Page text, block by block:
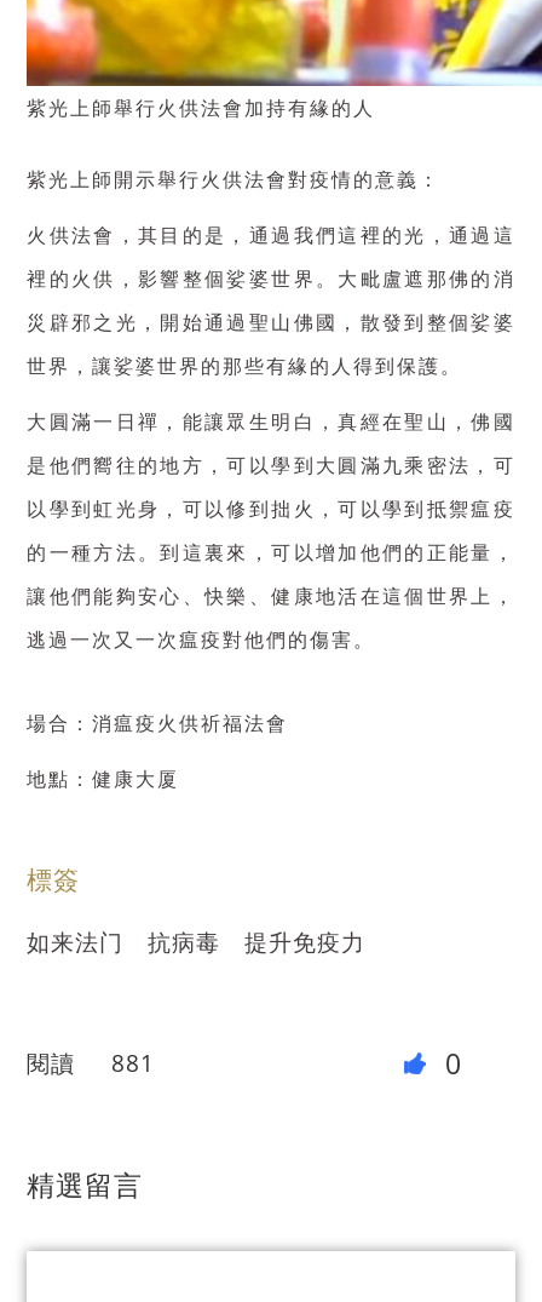
紫光上師舉行火供法會加持有緣的人
紫光上師開示舉行火供法會對疫情的意義：
火供法會，其目的是，通過我們這裡的光，通過這
裡的火供，影響整個娑婆世界。大毗盧遮那佛的消
災辟邪之光，開始通過聖山佛國，散發到整個娑婆
世界，讓娑婆世界的那些有緣的人得到保護。
大圓滿一日禪，能讓眾生明白，真經在聖山，佛國
是他們嚮往的地方，可以學到大圓滿九乘密法，可
以學到虹光身，可以修到拙火，可以學到抵禦瘟疫
的一種方法。到這裏來，可以增加他們的正能量，
讓他們能夠安心、快樂、健康地活在這個世界上，
逃過一次又一次瘟疫對他們的傷害。
場合：消瘟疫火供祈福法會
地點：健康大厦
標簽
如来法门 抗病毒 提升免疫力
閱讀 881 0
精選留言